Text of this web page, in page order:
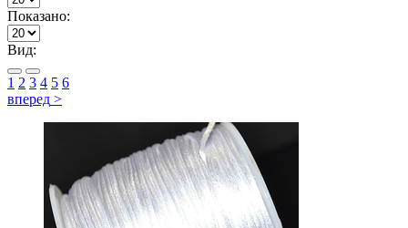
Показано:
Вид:
1 2 3 4 5 6
вперед >